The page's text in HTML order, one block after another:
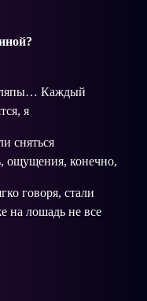
Каждый
я
сняться
ощущения, конечно,
говоря, стали
на лошадь не все